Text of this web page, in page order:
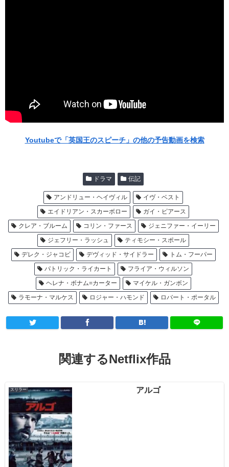
Youtubeで「英国王のスピーチ」の他の予告動画を検索
ドラマ 伝記
アンドリュー・ヘイヴィル
イヴ・ベスト
エイドリアン・スカーボロー
ガイ・ピアース
クレア・ブルーム
コリン・ファース
ジェニファー・イーリー
ジェフリー・ラッシュ
ティモシー・スポール
デレク・ジャコビ
デヴィッド・サイドラー
トム・フーパー
パトリック・ライカート
フライア・ウィルソン
ヘレナ・ボナム=カーター
マイケル・ガンボン
ラモーナ・マルケス
ロジャー・ハモンド ロバート・ポータル
関連するNetflix作品
スリラー アルゴ